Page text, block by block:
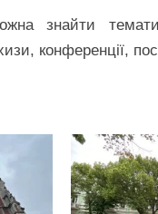
знайти
конференції,